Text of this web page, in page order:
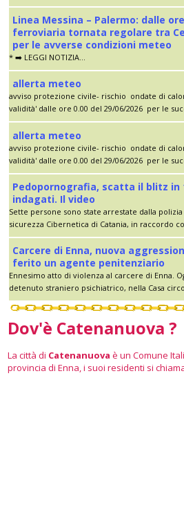
Linea Messina – Palermo: dalle
ferroviaria tornata regolare tra
per le avverse condizioni meteo
* ➡️ LEGGI NOTIZIA...
allerta meteo
avviso protezione civile- rischio ondate di
validità' dalle ore 0.00 del 29/06/2026 per le
allerta meteo
avviso protezione civile- rischio ondate di
validità' dalle ore 0.00 del 29/06/2026 per le
Pedopornografia, scatta il blitz in
indagati. Il video
Sette persone sono state arrestate dalla
sicurezza Cibernetica di Catania, in raccordo
Carcere di Enna, nuova
ferito un agente penitenziario
Ennesimo atto di violenza al carcere di Enna.
detenuto straniero psichiatrico, nella Casa
Dov'è Catenanuova ?
La città di Catenanuova è un Comune
provincia di Enna, i suoi residenti si